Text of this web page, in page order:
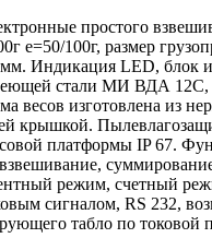
простого
е=50/100г, размер
Индикация LED, блок
стали МИ ВДА 12С,
весов изготовлена из
крышкой.
платформы IP 67.
суммирование
режим, счетный
сигналом, RS 232,
табло по токовой